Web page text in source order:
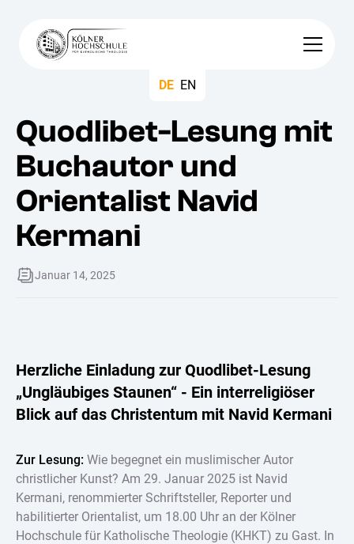
DE EN
Quodlibet-Lesung mit
Buchautor und
Orientalist Navid
Kermani
Januar 14, 2025
Herzliche Einladung zur Quodlibet-Lesung
„Ungläubiges Staunen“ - Ein interreligiöser
Blick auf das Christentum mit Navid Kermani
Zur Lesung: Wie begegnet ein muslimischer Autor
christlicher Kunst? Am 29. Januar 2025 ist Navid
Kermani, renommierter Schriftsteller, Reporter und
habilitierter Orientalist, um 18.00 Uhr an der Kölner
Hochschule für Katholische Theologie (KHKT) zu Gast. In